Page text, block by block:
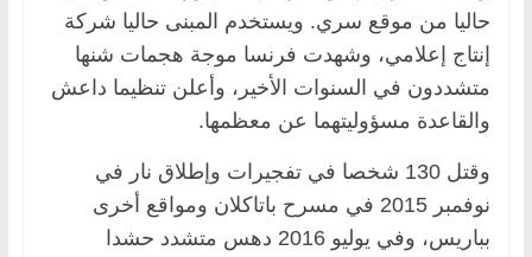
حاليا من موقع سري. ويستخدم المبنى حاليا شركة
إنتاج إعلامي، وشهدت فرنسا موجة هجمات شنها
متشددون في السنوات الأخير، وأعلن تنظيما داعش
والقاعدة مسؤوليتهما عن معظمها.
وقتل 130 شخصا في تفجيرات وإطلاق نار في
نوفمبر 2015 في مسرح باتاكلان ومواقع أخرى
بباريس، وفي يوليو 2016 دهس متشدد حشدا